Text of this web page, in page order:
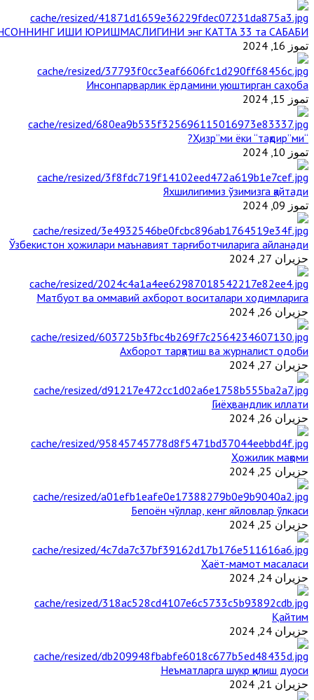
ИШИ ЮРИШМАСЛИГИНИ энг КАТТА 33 та САБАБИ
تموز 16, 2024
Инсонпарварлик ёрдамини уюштирган саҳоба
تموز 15, 2024
“Ҳизр”ми ёки “тақдир”ми?
تموز 10, 2024
Яхшилигимиз ўзимизга қайтади
تموز 09, 2024
Ўзбекистон ҳожилари маънавият тарғиботчиларига айланади
حزيران 27, 2024
Матбуот ва оммавий ахборот воситалари ходимларига
حزيران 26, 2024
Ахборот тарқатиш ва журналист одоби
حزيران 27, 2024
Гиёҳвандлик иллати
حزيران 26, 2024
Ҳожилик мақоми
حزيران 25, 2024
Бепоён чўллар, кенг яйловлар ўлкаси
حزيران 25, 2024
Ҳаёт-мамот масаласи
حزيران 24, 2024
Қайтим
حزيران 24, 2024
Неъматларга шукр қилиш дуоси
حزيران 21, 2024